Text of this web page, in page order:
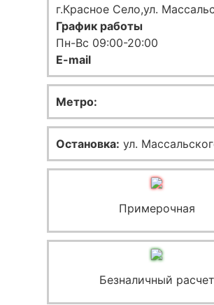
г.Красное Село,ул.
График работы
Пн-Вс 09:00-20:00
E-mail
Метро:
Остановка: ул.
Примерочная
Безналичный расчет